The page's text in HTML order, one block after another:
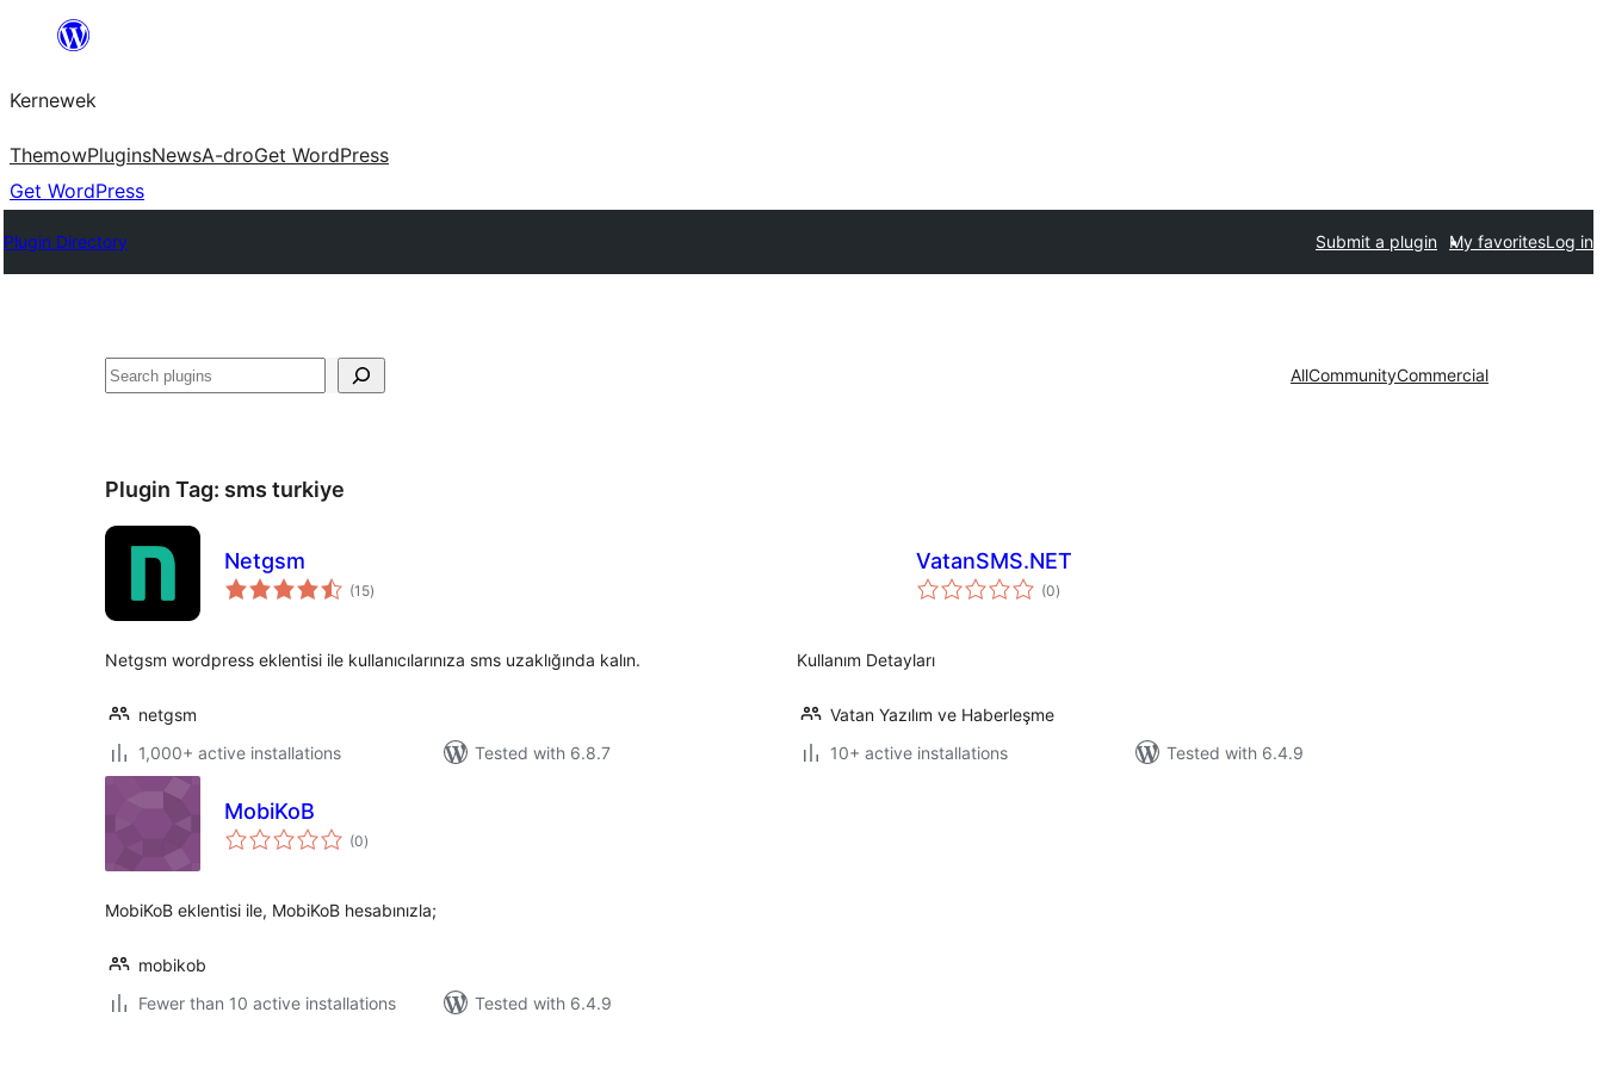
content
Kernewek
ThemowPluginsNewsA-droGet WordPress
Get WordPress
Plugin Directory Submit a plugin My favoritesLog in
Hwilas AllCommunityCommercial
Plugin Tag: sms turkiye
Netgsm
(15total
ratings
)
Netgsm wordpress eklentisi ile kullanıcılarınıza sms uzaklığında kalın.
netgsm
1,000+ active installations
Tested with 6.8.7
VatanSMS.NET
(0total
ratings
)
Kullanım Detayları
Vatan Yazılım ve Haberleşme
10+ active installations
Tested with 6.4.9
MobiKoB
(0total
ratings
)
MobiKoB eklentisi ile, MobiKoB hesabınızla;
mobikob
Fewer than 10 active installations
Tested with 6.4.9